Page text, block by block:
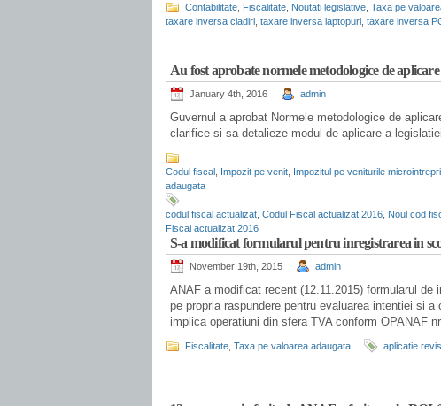
Contabilitate Fiscalitate Noutati legislative Taxa pe
taxare inversa cladiri taxare inversa laptopuri taxare inversa
Au fost aprobate normele metodologice de
January 4th, 2016 admin
Guvernul a aprobat Normele metodologice de
clarifice si sa detalieze modul de aplicare a
Codul fiscal Impozit pe venit Impozitul pe veniturile
adaugata
codul fiscal actualizat Codul Fiscal actualizat 2016 Noul cod
Fiscal actualizat 2016
S-a modificat formularul pentru inregistrarea in
November 19th, 2015 admin
ANAF a modificat recent (12.11.2015) formularul
pe propria raspundere pentru evaluarea intentiei si
implica operatiuni din sfera TVA conform OPANAF
Fiscalitate Taxa pe valoarea adaugata aplicatie